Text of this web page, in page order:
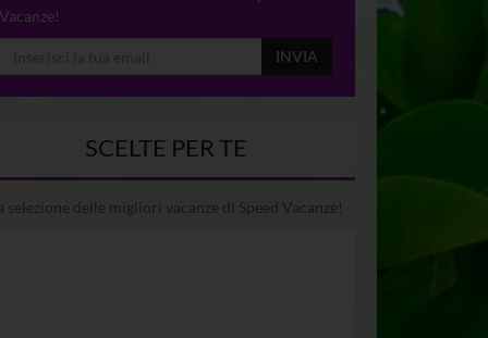
Vacanze!
INVIA
SCELTE PER TE
selezione delle migliori vacanze di Speed Vacanze!